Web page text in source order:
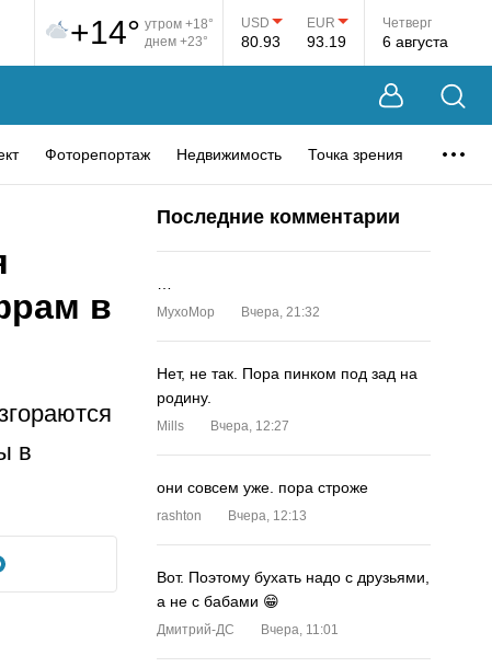
+14° утром +18°
днем +23°
USD
80.93
EUR
93.19
Четверг
6 августа
Фоторепортаж Недвижимость Точка зрения
в
в
Последние комментарии
MyxoMop Вчера, 21:32
Нет, не так. Пора пинком под зад на
родину.
Mills Вчера, 12:27
они совсем уже. пора строже
rashton Вчера, 12:13
Вот. Поэтому бухать надо с друзьями,
а не с бабами 😁
Дмитрий-ДС Вчера, 11:01